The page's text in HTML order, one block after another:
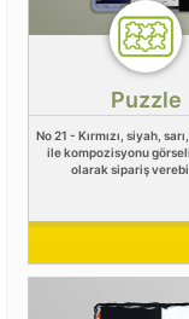
Puzzle
No 21 - Kırmızı, siyah,
ile kompozisyonu
olarak sipariş